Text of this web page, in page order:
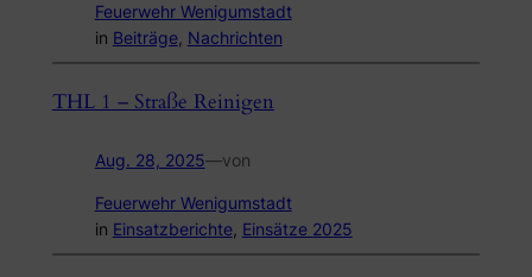
Feuerwehr Wenigumstadt
in Beiträge, Nachrichten
THL 1 – Straße Reinigen
Aug. 28, 2025—von
Feuerwehr Wenigumstadt
in Einsatzberichte, Einsätze 2025